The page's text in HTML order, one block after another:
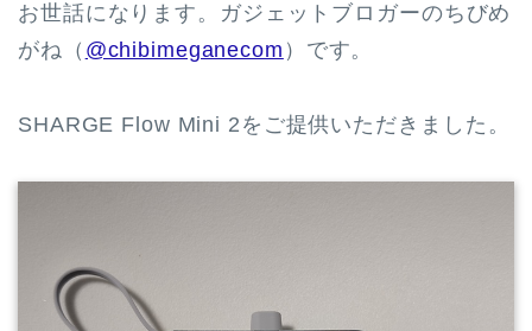
お世話になります。ガジェットブロガーのちびめ
がね（ @chibimeganecom ）です。
SHARGE Flow Mini 2をご提供いただきました。